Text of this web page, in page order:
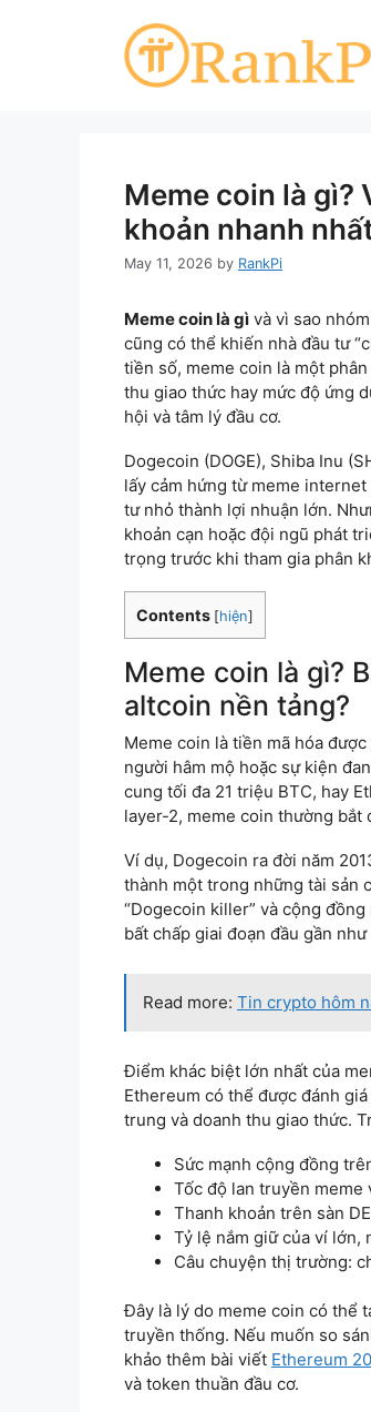
Meme coin là gì?
khoản nhanh
May 11, 2026 by RankPi
Meme coin là gì và vì sao
cũng có thể khiến nhà đầu tư
tiền số, meme coin là một
thu giao thức hay mức độ ứng
hội và tâm lý đầu cơ.
Dogecoin (DOGE), Shiba Inu
lấy cảm hứng từ meme
tư nhỏ thành lợi nhuận lớn.
khoản cạn hoặc đội ngũ phát
trọng trước khi tham gia phân
Contents [hiện]
Meme coin là gì?
altcoin nền tảng?
Meme coin là tiền mã hóa
người hâm mộ hoặc sự kiện
cung tối đa 21 triệu BTC, hay
layer-2, meme coin thường bắt
Ví dụ, Dogecoin ra đời năm
thành một trong những tài sản
“Dogecoin killer” và cộng
bất chấp giai đoạn đầu gần
Read more: Tin crypto hôm
Điểm khác biệt lớn nhất của
Ethereum có thể được đánh
trung và doanh thu giao thức.
Sức mạnh cộng đồng
Tốc độ lan truyền meme
Thanh khoản trên sàn
Tỷ lệ nắm giữ của ví lớn,
Câu chuyện thị trường:
Đây là lý do meme coin có thể
truyền thống. Nếu muốn so
khảo thêm bài viết Ethereum
và token thuần đầu cơ.